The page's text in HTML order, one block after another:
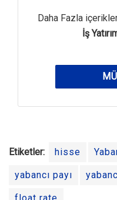
Daha Fazla
İş
Etiketler: hisse
yabancı payı